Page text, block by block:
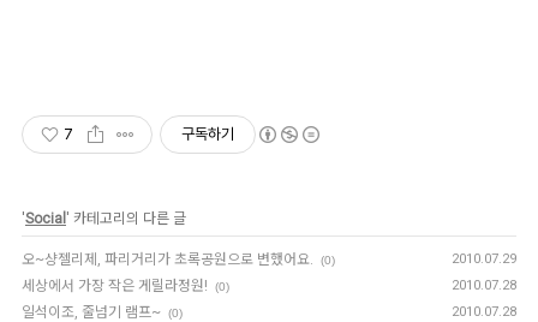
7 구독하기
'Social ' 카테고리의 다른 글
오~샹젤리제, 파리거리가 초록공원으로 변했어요. (0) 2010.07.29
세상에서 가장 작은 게릴라정원! (0) 2010.07.28
일석이조, 줄넘기 램프~ (0) 2010.07.28